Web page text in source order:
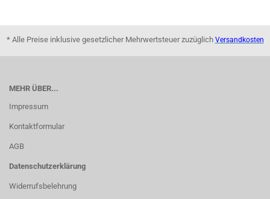
* Alle Preise inklusive gesetzlicher Mehrwertsteuer zuzüglich Versandkosten
MEHR ÜBER...
Impressum
Kontaktformular
AGB
Datenschutzerklärung
Widerrufsbelehrung